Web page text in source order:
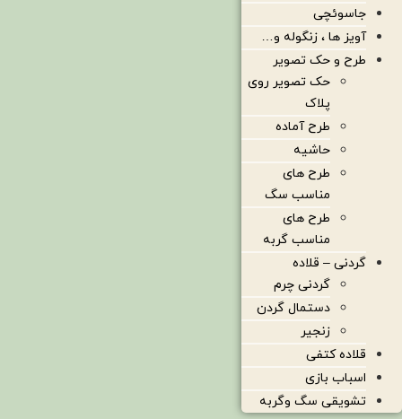
جاسوئچی
آویز ها ، زنگوله و…
طرح و حک تصویر
حک تصویر روی
پلاک
طرح آماده
حاشیه
طرح های
مناسب سگ
طرح های
مناسب گربه
گردنی – قلاده
گردنی چرم
دستمال گردن
زنجیر
قلاده کتفی
اسباب بازی
تشویقی سگ وگربه